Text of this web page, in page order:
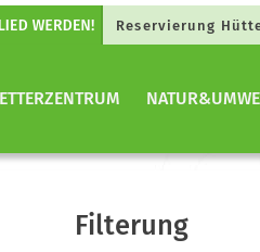
Reservierung
Filterung